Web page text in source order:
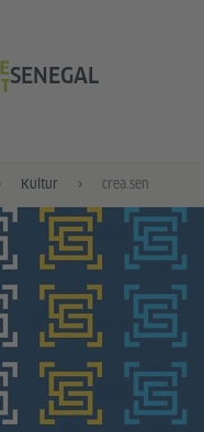
SENEGAL
Kultur crea.sen